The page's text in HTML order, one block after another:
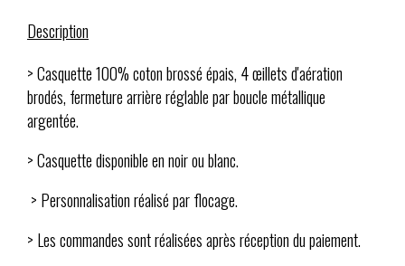
Description
> Casquette 100% coton brossé épais, 4 œillets d'aération
brodés, fermeture arrière réglable par boucle métallique
argentée.
> Casquette disponible en noir ou blanc.
> Personnalisation réalisé par flocage.
> Les commandes sont réalisées après réception du paiement.